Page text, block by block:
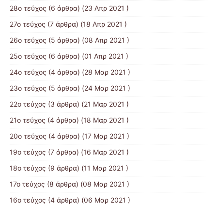
28ο τεύχος (6 άρθρα) (23 Απρ 2021 )
27ο τεύχος (7 άρθρα) (18 Απρ 2021 )
26ο τεύχος (5 άρθρα) (08 Απρ 2021 )
25ο τεύχος (6 άρθρα) (01 Απρ 2021 )
24ο τεύχος (4 άρθρα) (28 Μαρ 2021 )
23ο τεύχος (5 άρθρα) (24 Μαρ 2021 )
22ο τεύχος (3 άρθρα) (21 Μαρ 2021 )
21ο τεύχος (4 άρθρα) (18 Μαρ 2021 )
20ο τεύχος (4 άρθρα) (17 Μαρ 2021 )
19ο τεύχος (7 άρθρα) (16 Μαρ 2021 )
18ο τεύχος (9 άρθρα) (11 Μαρ 2021 )
17ο τεύχος (8 άρθρα) (08 Μαρ 2021 )
16ο τεύχος (4 άρθρα) (06 Μαρ 2021 )